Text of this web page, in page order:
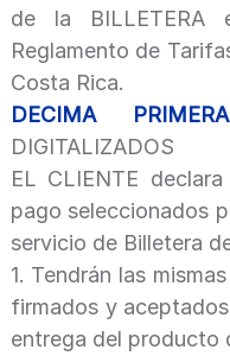
de la BILLETERA
Reglamento de
Costa Rica.
DECIMA
DIGITALIZADOS
EL CLIENTE
pago seleccionados
servicio de Billetera
1. Tendrán las
firmados y
entrega del producto